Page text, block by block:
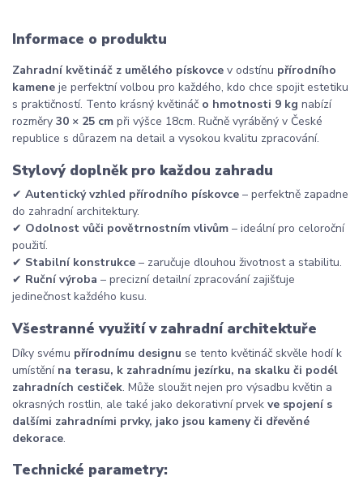
Informace o produktu
Zahradní květináč z umělého pískovce v odstínu přírodního
kamene je perfektní volbou pro každého, kdo chce spojit estetiku
s praktičností. Tento krásný květináč o hmotnosti 9 kg nabízí
rozměry 30 × 25 cm při výšce 18cm. Ručně vyráběný v České
republice s důrazem na detail a vysokou kvalitu zpracování.
Stylový doplněk pro každou zahradu
✔ Autentický vzhled přírodního pískovce – perfektně zapadne
do zahradní architektury.
✔ Odolnost vůči povětrnostním vlivům – ideální pro celoroční
použití.
✔ Stabilní konstrukce – zaručuje dlouhou životnost a stabilitu.
✔ Ruční výroba – precizní detailní zpracování zajišťuje
jedinečnost každého kusu.
Všestranné využití v zahradní architektuře
Díky svému přírodnímu designu se tento květináč skvěle hodí k
umístění na terasu, k zahradnímu jezírku, na skalku či podél
zahradních cestiček. Může sloužit nejen pro výsadbu květin a
okrasných rostlin, ale také jako dekorativní prvek ve spojení s
dalšími zahradními prvky, jako jsou kameny či dřevěné
dekorace.
Technické parametry: